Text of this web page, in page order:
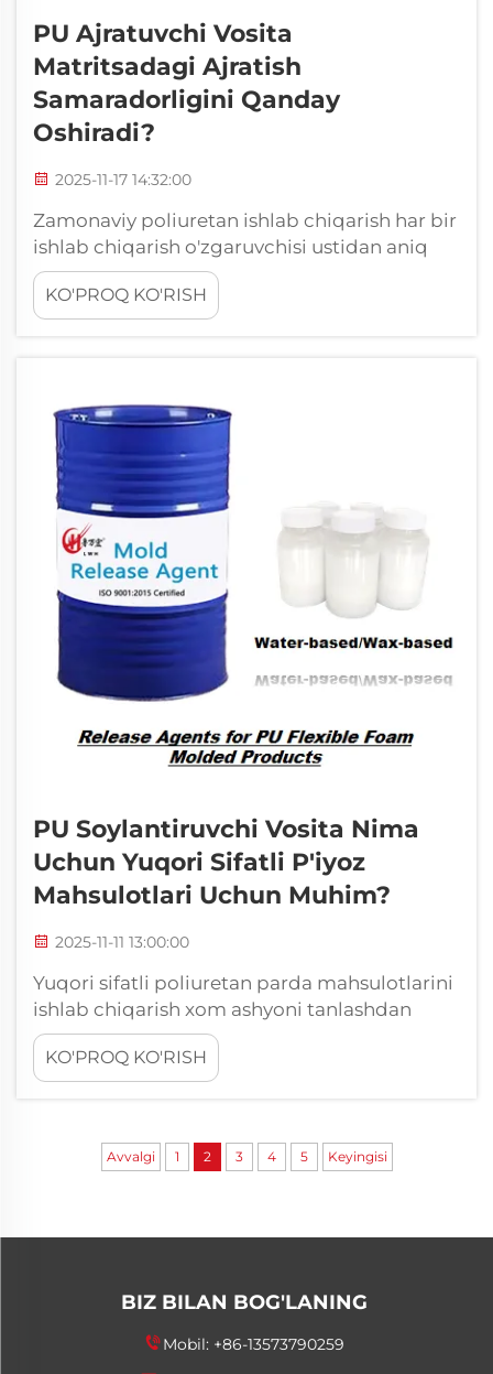
PU Ajratuvchi Vosita
Matritsadagi Ajratish
Samaradorligini Qanday
Oshiradi?
2025-11-17 14:32:00
Zamonaviy poliuretan ishlab chiqarish har bir
ishlab chiqarish o'zgaruvchisi ustidan aniq
nazoratni talab qiladi va shakldan chiqarish
samaradorligi mahsulot sifati hamda
operatsion xarajatlarni belgilovchi eng
KO'PROQ KO'RISH
PU Soylantiruvchi Vosita Nima
Uchun Yuqori Sifatli P'iyoz
Mahsulotlari Uchun Muhim?
2025-11-11 13:00:00
Yuqori sifatli poliuretan parda mahsulotlarini
ishlab chiqarish xom ashyoni tanlashdan
tortib oxirgi shakldan chiqarishgacha ishlab
chiqarish jarayonining barcha jihatlari
ustidan aniq nazoratni talab qiladi.
muhim komponentlardan biri bo'lgan PU
sovutuvchi vosita...
KO'PROQ KO'RISH
Avvalgi 1 2 3 4 5 Keyingisi
BIZ BILAN BOG'LANING
Mobil: +86-13573790259